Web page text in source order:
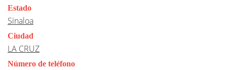
Estado
Sinaloa
Ciudad
LA CRUZ
Número de teléfono